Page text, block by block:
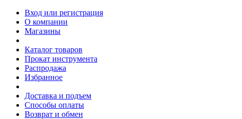
Вход или регистрация
О компании
Магазины
Каталог товаров
Прокат инструмента
Распродажа
Избранное
Доставка и подъем
Способы оплаты
Возврат и обмен